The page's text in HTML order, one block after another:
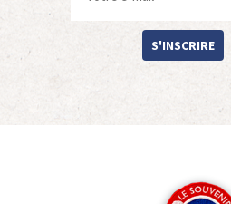
S'INSCRIRE